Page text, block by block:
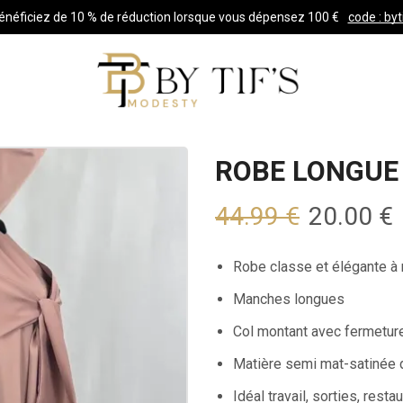
de 10 % de réduction lorsque vous dépensez 100 € code :
ROBE
44.99€ 20.00 €
Robe classe et élégante
Manches longues
Col montant avec
Matière semi mat-satinée
Idéal travail, sorties,